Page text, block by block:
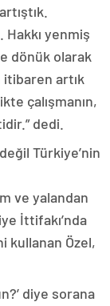
Hakkı yenmiş
dönük olarak
itibaren artık
çalışmanın,
dedi.
Türkiye’nin
ve yalandan
İttifakı’nda
kullanan Özel,
diye sorana